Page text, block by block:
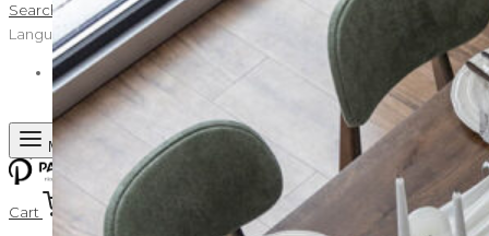
Search Wishlist Cart
0
Language
UA
EN
Menu
Cart